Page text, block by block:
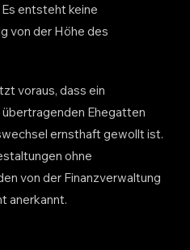
entsteht keine
von der Höhe des
voraus, dass ein
Ehegatten
ernsthaft gewollt ist.
ohne
von der Finanzverwaltung
anerkannt.